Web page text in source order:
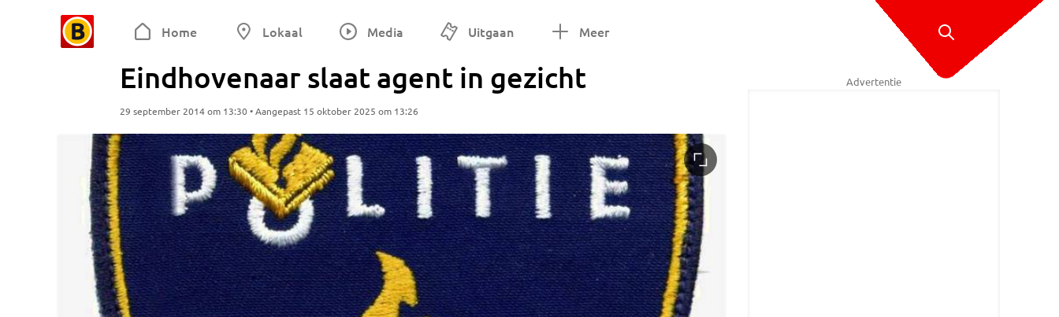
Home Lokaal Media Uitgaan Meer
Eindhovenaar slaat agent in gezicht
29 september 2014 om 13:30 • Aangepast 15 oktober 2025 om 13:26
Advertentie